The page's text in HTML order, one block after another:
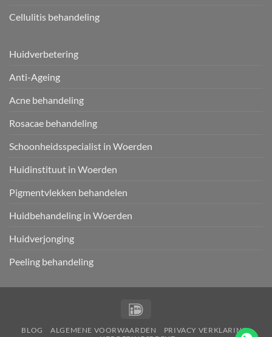
Cellulitis behandeling
Huidverbetering
Anti-Ageing
Acne behandeling
Rosacae behandeling
Schoonheidsspecialist in Woerden
Huidinstituut in Woerden
Pigmentvlekken behandelen
Huidbehandeling in Woerden
Huidverjonging
Peeling behandeling
BLOG ALGEMENE VOORWAARDEN
PRIVACY VERKLARING